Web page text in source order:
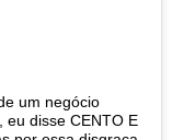
um negócio
eu disse CENTO E